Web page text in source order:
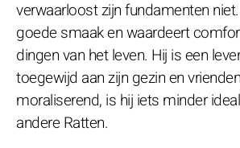
verwaarloost zijn fundamenten
goede smaak en waardeert
dingen van het leven. Hij is een
toegewijd aan zijn gezin en
moraliserend, is hij iets minder
andere Ratten.